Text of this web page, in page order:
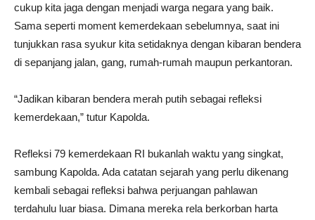
cukup kita jaga dengan menjadi warga negara yang baik.
Sama seperti moment kemerdekaan sebelumnya, saat ini
tunjukkan rasa syukur kita setidaknya dengan kibaran bendera
di sepanjang jalan, gang, rumah-rumah maupun perkantoran.
“Jadikan kibaran bendera merah putih sebagai refleksi
kemerdekaan,” tutur Kapolda.
Refleksi 79 kemerdekaan RI bukanlah waktu yang singkat,
sambung Kapolda. Ada catatan sejarah yang perlu dikenang
kembali sebagai refleksi bahwa perjuangan pahlawan
terdahulu luar biasa. Dimana mereka rela berkorban harta